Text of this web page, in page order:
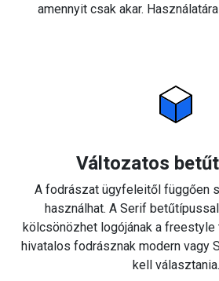
amennyit csak akar.
Változatos
A fodrászat ügyfeleitől függően
használhat. A Serif
kölcsönözhet logójának a freestyle
hivatalos fodrásznak modern vagy
kell választania.